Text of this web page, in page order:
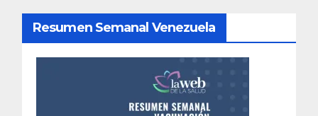
Resumen Semanal Venezuela